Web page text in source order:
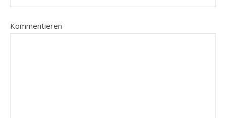
Kommentieren